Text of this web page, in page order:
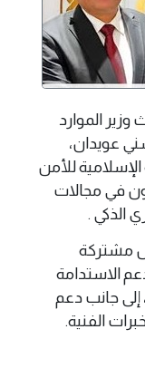
) - بحث وزير الموارد
عويدان،
للأمن
في مجالات
الذكي .
مشتركة
الاستدامة
، إلى جانب دعم
الفنية.